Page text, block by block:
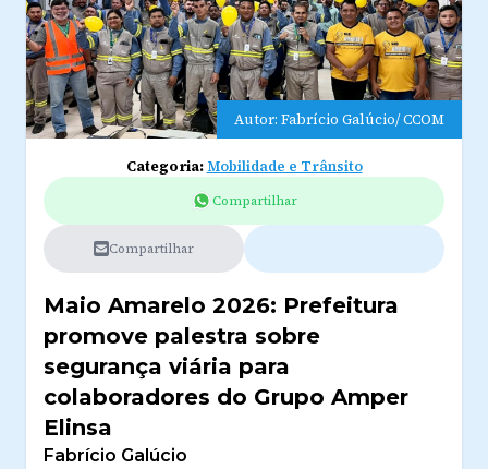
Autor: Fabrício Galúcio/ CCOM
Categoria:Mobilidade e Trânsito
Compartilhar
Compartilhar
Maio Amarelo 2026: Prefeitura
promove palestra sobre
segurança viária para
colaboradores do Grupo Amper
Elinsa
Fabrício Galúcio